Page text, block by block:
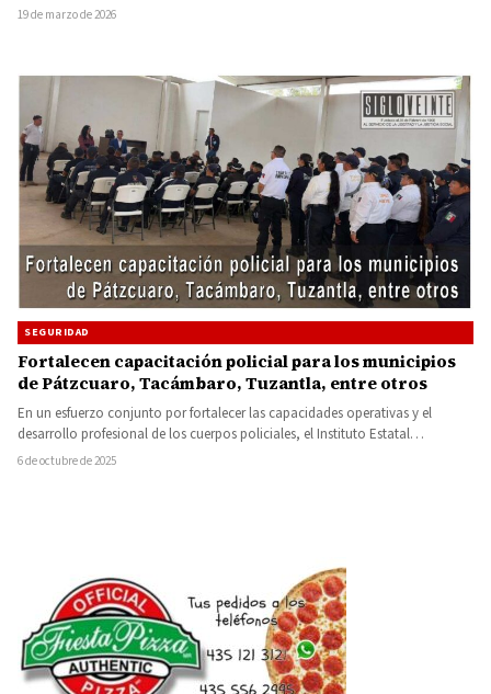
19 de marzo de 2026
SEGURIDAD
Fortalecen capacitación policial para los municipios
de Pátzcuaro, Tacámbaro, Tuzantla, entre otros
En un esfuerzo conjunto por fortalecer las capacidades operativas y el
desarrollo profesional de los cuerpos policiales, el Instituto Estatal…
6 de octubre de 2025